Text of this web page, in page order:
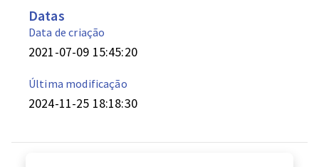
Datas
Data de criação
2021-07-09 15:45:20
Última modificação
2024-11-25 18:18:30